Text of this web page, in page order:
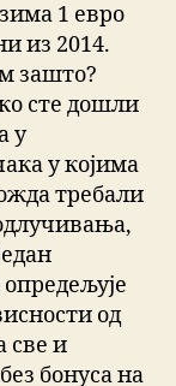
1 евро
из 2014.
зашто?
сте дошли
у
у којима
требали
од
све и
бонуса на